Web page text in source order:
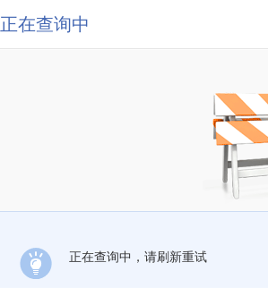
正在查询中
正在查询中，请刷新重试